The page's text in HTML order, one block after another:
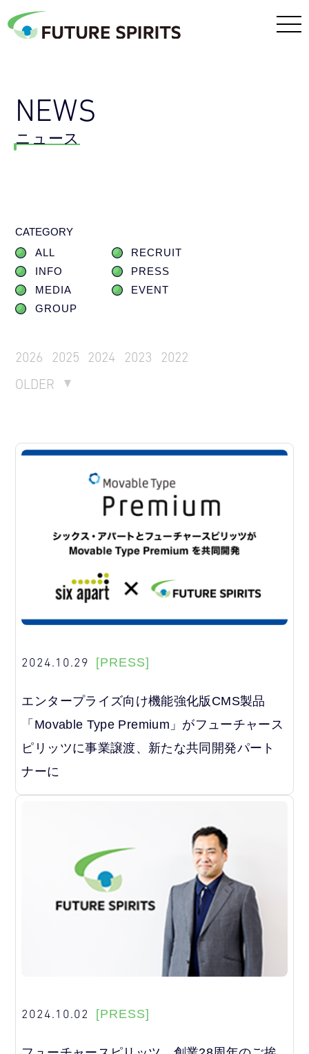
NEWS
ニュース
CATEGORY
ALL
RECRUIT
INFO
PRESS
MEDIA
EVENT
GROUP
2026 2025 2024 2023
2022
OLDER
2024.10.29 [PRESS]
エンタープライズ向け機能強化版CMS製品
「Movable Type Premium」がフューチャース
ピリッツに事業譲渡、新たな共同開発パート
ナーに
2024.10.02 [PRESS]